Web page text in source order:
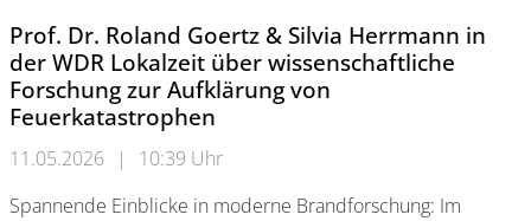
Prof. Dr. Roland Goertz & Silvia Herrmann in
der WDR Lokalzeit über wissenschaftliche
Forschung zur Aufklärung von
Feuerkatastrophen
11.05.2026 |
10:39 Uhr
Spannende Einblicke in moderne Brandforschung: Im